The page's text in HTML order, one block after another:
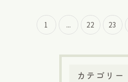
1 ... 22 23
カテゴリー